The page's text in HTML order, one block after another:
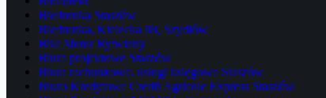
Biedronka Staszów
Biedronka, Kielecka 88, Szydłów
Biki Motor Rytwiany
Biura projektowe Staszów
Biura rachunkowe, usługi księgowe Staszów
Biuro Kredytowe Credit Agricole Express Staszów